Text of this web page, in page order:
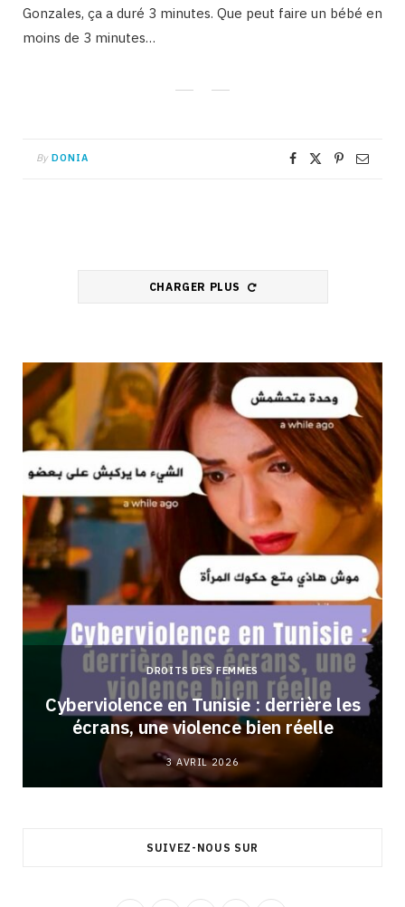
Gonzales, ça a duré 3 minutes. Que peut faire un bébé en
moins de 3 minutes…
By DONIA
CHARGER PLUS
DROITS DES FEMMES
Cyberviolence en Tunisie : derrière les
écrans, une violence bien réelle
3 AVRIL 2026
SUIVEZ-NOUS SUR